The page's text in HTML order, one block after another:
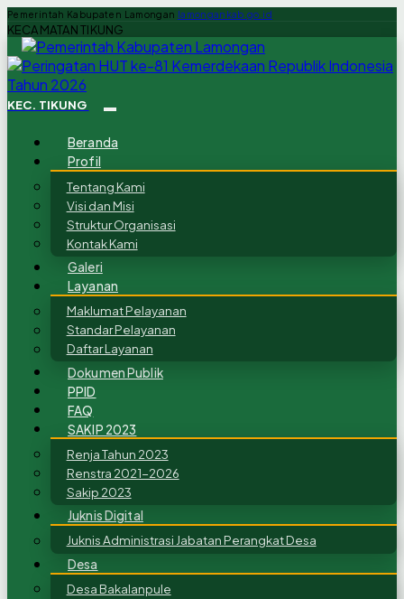
Pemerintah Kabupaten Lamongan lamongankab.go.id
KECAMATAN TIKUNG
KEC. TIKUNG
Beranda
Profil
Tentang Kami
Visi dan Misi
Struktur Organisasi
Kontak Kami
Galeri
Layanan
Maklumat Pelayanan
Standar Pelayanan
Daftar Layanan
Dokumen Publik
PPID
FAQ
SAKIP 2023
Renja Tahun 2023
Renstra 2021-2026
Sakip 2023
Juknis Digital
Juknis Administrasi Jabatan Perangkat Desa
Desa
Desa Bakalanpule